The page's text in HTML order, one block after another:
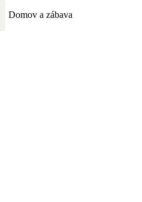
Domov a zábava